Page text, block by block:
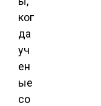
ког
да
уч
ен
ые
со